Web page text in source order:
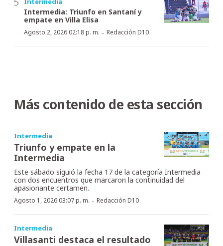
Intermedia: Triunfo en Santaní y
empate en Villa Elisa
Agosto 2, 2026 02:18 p. m. · Redacción D10
Más contenido de esta sección
Intermedia
Triunfo y empate en la
Intermedia
Este sábado siguió la fecha 17 de la categoría Intermedia
con dos encuentros que marcaron la continuidad del
apasionante certamen.
Agosto 1, 2026 03:07 p. m. · Redacción D10
Intermedia
Villasanti destaca el resultado